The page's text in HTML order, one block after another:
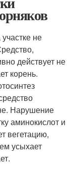
не
действует не
корень.
Нарушение
аминокислот и
вегетацию,
усыхает